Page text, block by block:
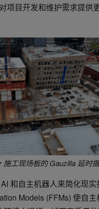
项目开发和维护需求提供
施工现场板的 Gauzilla 延时
和自主机器人来简化现实
Models (FFMs) 使自